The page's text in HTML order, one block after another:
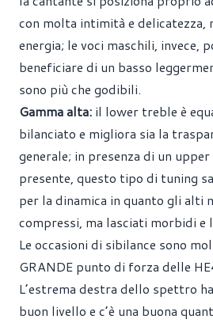
con molta intimità e delicatezza,
energia; le voci maschili, invece,
beneficiare di un basso
sono più che godibili.
Gamma alta: il lower treble è
bilanciato e migliora sia la
generale; in presenza di un
presente, questo tipo di tuning
per la dinamica in quanto gli alti
compressi, ma lasciati morbidi e
Le occasioni di sibilance sono
GRANDE punto di forza delle
L’estrema destra dello spettro
buon livello e c’è una buona